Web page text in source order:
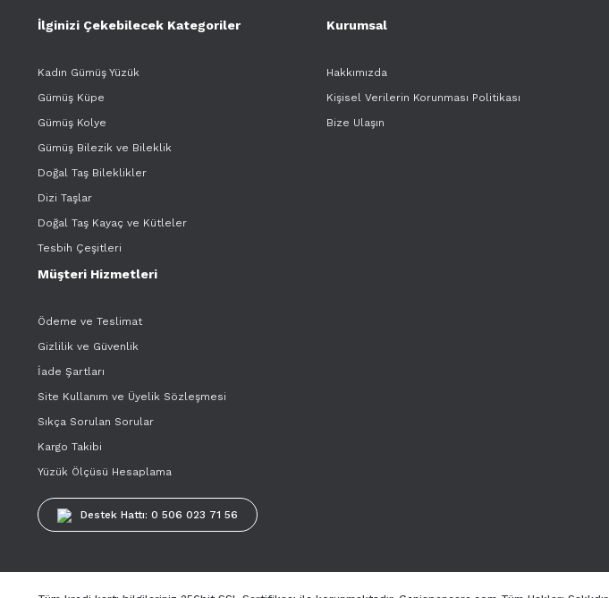
İlginizi Çekebilecek Kategoriler
Kadın Gümüş Yüzük
Gümüş Küpe
Gümüş Kolye
Gümüş Bilezik ve Bileklik
Doğal Taş Bileklikler
Dizi Taşlar
Doğal Taş Kayaç ve Kütleler
Tesbih Çeşitleri
Kurumsal
Hakkımızda
Kişisel Verilerin Korunması Politikası
Bize Ulaşın
Müşteri Hizmetleri
Ödeme ve Teslimat
Gizlilik ve Güvenlik
İade Şartları
Site Kullanım ve Üyelik Sözleşmesi
Sıkça Sorulan Sorular
Kargo Takibi
Yüzük Ölçüsü Hesaplama
Destek Hattı: 0 506 023 71 56